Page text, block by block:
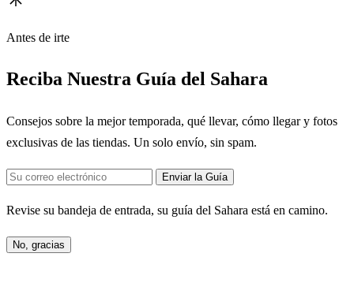
Antes de irte
Reciba Nuestra Guía del Sahara
Consejos sobre la mejor temporada, qué llevar, cómo llegar y fotos
exclusivas de las tiendas. Un solo envío, sin spam.
Enviar la Guía
Revise su bandeja de entrada, su guía del Sahara está en camino.
No, gracias